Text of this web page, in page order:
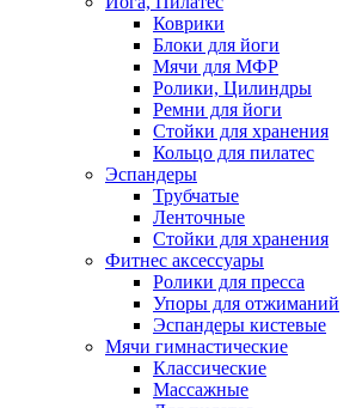
Коврики
Блоки для йоги
Мячи для МФР
Ролики, Цилиндры
Ремни для йоги
Стойки для хранения
Кольцо для пилатес
Эспандеры
Трубчатые
Ленточные
Стойки для хранения
Фитнес аксессуары
Ролики для пресса
Упоры для отжиманий
Эспандеры кистевые
Мячи гимнастические
Классические
Массажные